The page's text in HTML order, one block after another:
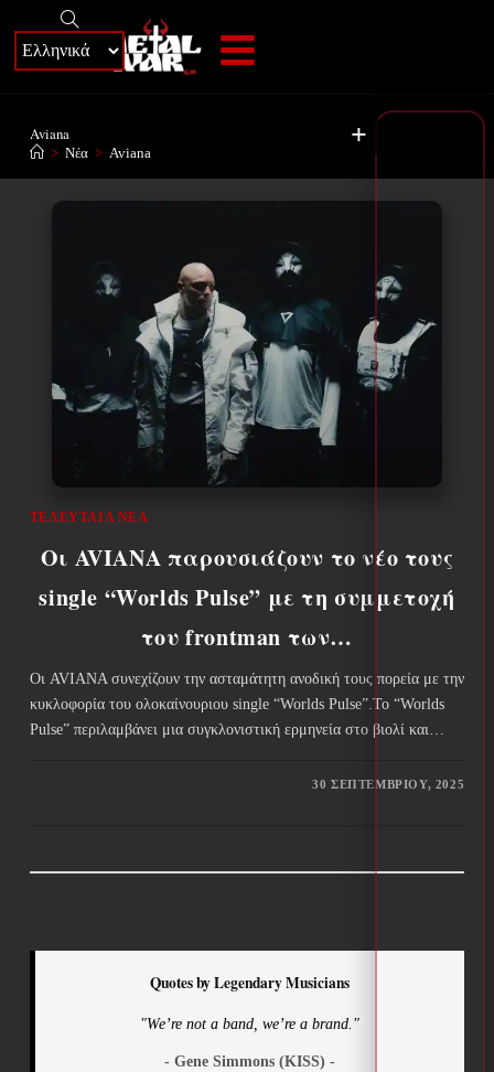
+
Aviana
> Νέα > Aviana
ΤΕΛΕΥΤΑΊΑ ΝΈΑ
Οι AVIANA παρουσιάζουν το νέο τους
single “Worlds Pulse” με τη συμμετοχή
του frontman των…
Οι AVIANA συνεχίζουν την ασταμάτητη ανοδική τους πορεία με την
κυκλοφορία του ολοκαίνουριου single “Worlds Pulse”.Το “Worlds
Pulse” περιλαμβάνει μια συγκλονιστική ερμηνεία στο βιολί και…
30 ΣΕΠΤΕΜΒΡΊΟΥ, 2025
Quotes by Legendary Musicians
"We’re not a band, we’re a brand."
- Gene Simmons (KISS) -